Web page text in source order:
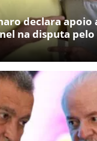
declara apoio
na disputa pelo